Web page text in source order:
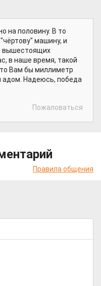
на половину. В то
машину, и
вышестоящих
в наше время, такой
Вам бы миллиметр
адом. Надеюсь, победа
Пожаловаться
Правила общения